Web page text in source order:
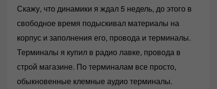
Скажу, что динамики я ждал 5 недель, до этого в
свободное время подыскивал материалы на
корпус и заполнения его, провода и терминалы.
Терминалы я купил в радио лавке, провода в
строй магазине. По терминалам все просто,
обыкновенные клемные аудио терминалы.